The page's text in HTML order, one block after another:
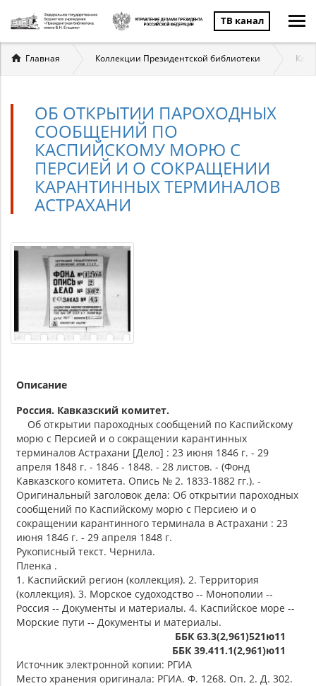
ТВ канал
Вы
здесь
Главная Коллекции Президентской библиотеки
ОБ ОТКРЫТИИ ПАРОХОДНЫХ
СООБЩЕНИЙ ПО
КАСПИЙСКОМУ МОРЮ С
ПЕРСИЕЙ И О СОКРАЩЕНИИ
КАРАНТИННЫХ ТЕРМИНАЛОВ
АСТРАХАНИ
Описание
Россия. Кавказский комитет.
Об открытии пароходных сообщений по Каспийскому
морю с Персией и о сокращении карантинных
терминалов Астрахани [Дело] : 23 июня 1846 г. - 29
апреля 1848 г. - 1846 - 1848. - 28 листов. - (Фонд
Кавказского комитета. Опись № 2. 1833-1882 гг.). -
Оригинальный заголовок дела: Об открытии пароходных
сообщений по Каспийскому морю с Персиею и о
сокращении карантинного терминала в Астрахани : 23
июня 1846 г. - 29 апреля 1848 г.
Рукописный текст. Чернила.
Пленка .
1. Каспийский регион (коллекция). 2. Территория
(коллекция). 3. Морское судоходство -- Монополии --
Россия -- Документы и материалы. 4. Каспийское море --
Морские пути -- Документы и материалы.
ББК 63.3(2,961)521ю11
ББК 39.411.1(2,961)ю11
Источник электронной копии: РГИА
Место хранения оригинала: РГИА. Ф. 1268. Оп. 2. Д. 302.